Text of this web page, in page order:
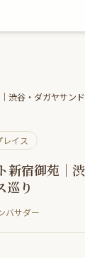
渋谷・ダガヤサン
イス
新宿御苑｜
巡り
バサダー